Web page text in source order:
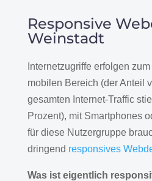
Responsive
Weinstadt
Internetzugriffe erfolgen
mobilen Bereich (der Anteil
gesamten Internet-Traffic
Prozent), mit Smartphones
für diese Nutzergruppe
dringend responsives
Was ist eigentlich